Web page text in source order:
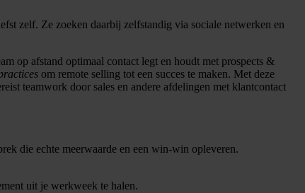
zelf. Ze zoeken daarbij zelfstandig via sociale netwerken en
op afstand optimaal contact legt en houdt met prospects &
om remote selling tot een succes te maken. Met deze
teamwork door sales en andere afdelingen met klantcontact
die echte meerwaarde en een win-win opleveren.
uit je werkweek te halen.